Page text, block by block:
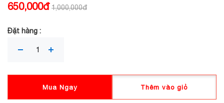
650,000đ 1,000,000đ
Đặt hàng :
Mua Ngay Thêm vào giỏ